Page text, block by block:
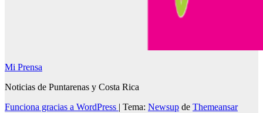
Mi Prensa
Noticias de Puntarenas y Costa Rica
Funciona gracias a WordPress | Tema: Newsup de Themeansar